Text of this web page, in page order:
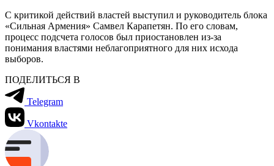
С критикой действий властей выступил и руководитель блока
«Сильная Армения» Самвел Карапетян. По его словам,
процесс подсчета голосов был приостановлен из-за
понимания властями неблагоприятного для них исхода
выборов.
ПОДЕЛИТЬСЯ В
Telegram
Vkontakte